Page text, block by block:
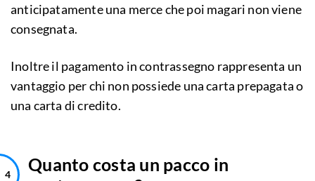
anticipatamente una merce che poi magari non viene
consegnata.
Inoltre il pagamento in contrassegno rappresenta un
vantaggio per chi non possiede una carta prepagata o
una carta di credito.
Quanto costa un pacco in